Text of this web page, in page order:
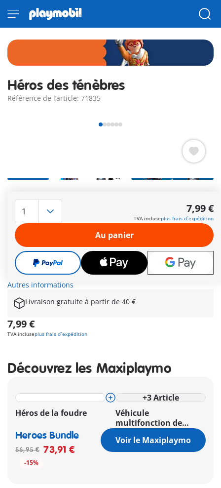
Héros des ténèbres
Référence de l’article: 71835
quatre héros à collectionner de la série PLAYMOBIL Heroes te
permettant de renforcer les rangs de tes héros et de tes
méchants ! L'habile héros de l'ombre Silver Hook utilise
l'obscurité de PLAYMOPOLIS pour mener à bien ses
audacieuses missions, en pensant toujours à son propre
avantage. Son canon portatif lui permet d'utiliser son grappin
avec précision ou de tirer une balle, un outil parfait pour
surmonter les obstacles et tromper habilement les
adversaires.
Autres informations
Livraison gratuite à partir de 40 €
7,99 €
TVA incluseplus frais d´expédition
7,99 €
TVA incluseplus frais d´expédition
Au panier
Découvrez les Maxiplaymo
Héros de la foudre
+3 Article
Véhicule
multifonction de
Heroes Bundle
86,95 € 73,91 €
-15%
Voir le Maxiplaymo